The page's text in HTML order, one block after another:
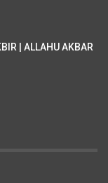
| ALLAHU AKBAR